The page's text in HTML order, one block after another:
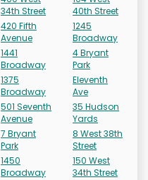
34th Street
420 Fifth
Avenue
1441
Broadway
1375
Broadway
501 Seventh
Avenue
7 Bryant
Park
1450
Broadway
40th Street
1245
Broadway
4 Bryant
Park
Eleventh
Ave
35 Hudson
Yards
8 West 38th
Street
150 West
34th Street